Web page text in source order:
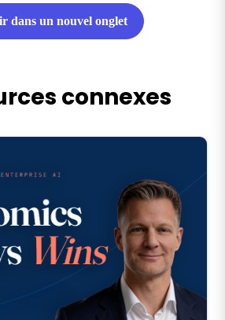
dans un nouvel onglet
connexes